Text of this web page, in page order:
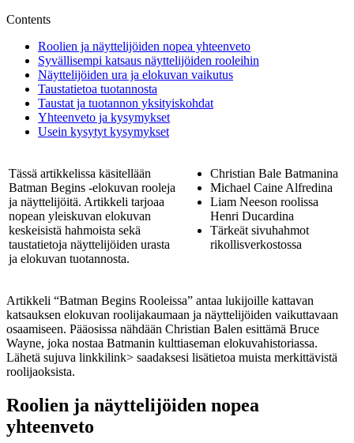
Contents
Roolien ja näyttelijöiden nopea yhteenveto
Syvällisempi katsaus näyttelijöiden rooleihin
Näyttelijöiden ura ja elokuvan vaikutus
Taustatietoa tuotannosta
Taustat ja tuotannon yksityiskohdat
Yhteenveto ja kysymykset
Usein kysytyt kysymykset
Tässä artikkelissa käsitellään
Batman Begins -elokuvan rooleja
ja näyttelijöitä. Artikkeli tarjoaa
nopean yleiskuvan elokuvan
keskeisistä hahmoista sekä
taustatietoja näyttelijöiden urasta
ja elokuvan tuotannosta.
Christian Bale Batmanina
Michael Caine Alfredina
Liam Neeson roolissa
Henri Ducardina
Tärkeät sivuhahmot
rikollisverkostossa
Artikkeli “Batman Begins Rooleissa” antaa lukijoille kattavan
katsauksen elokuvan roolijakaumaan ja näyttelijöiden vaikuttavaan
osaamiseen. Pääosissa nähdään Christian Balen esittämä Bruce
Wayne, joka nostaa Batmanin kulttiaseman elokuvahistoriassa.
Lähetä sujuva linkkilink> saadaksesi lisätietoa muista merkittävistä
roolijaoksista.
Roolien ja näyttelijöiden nopea
yhteenveto